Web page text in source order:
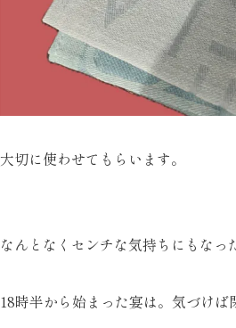
大切に使わせてもらいます。
なんとなくセンチな気持ちにもなっ
18時半から始まった宴は。気づけば